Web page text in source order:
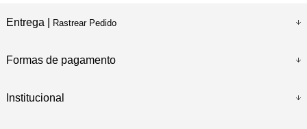
Entrega | Rastrear Pedido
Formas de pagamento
Institucional